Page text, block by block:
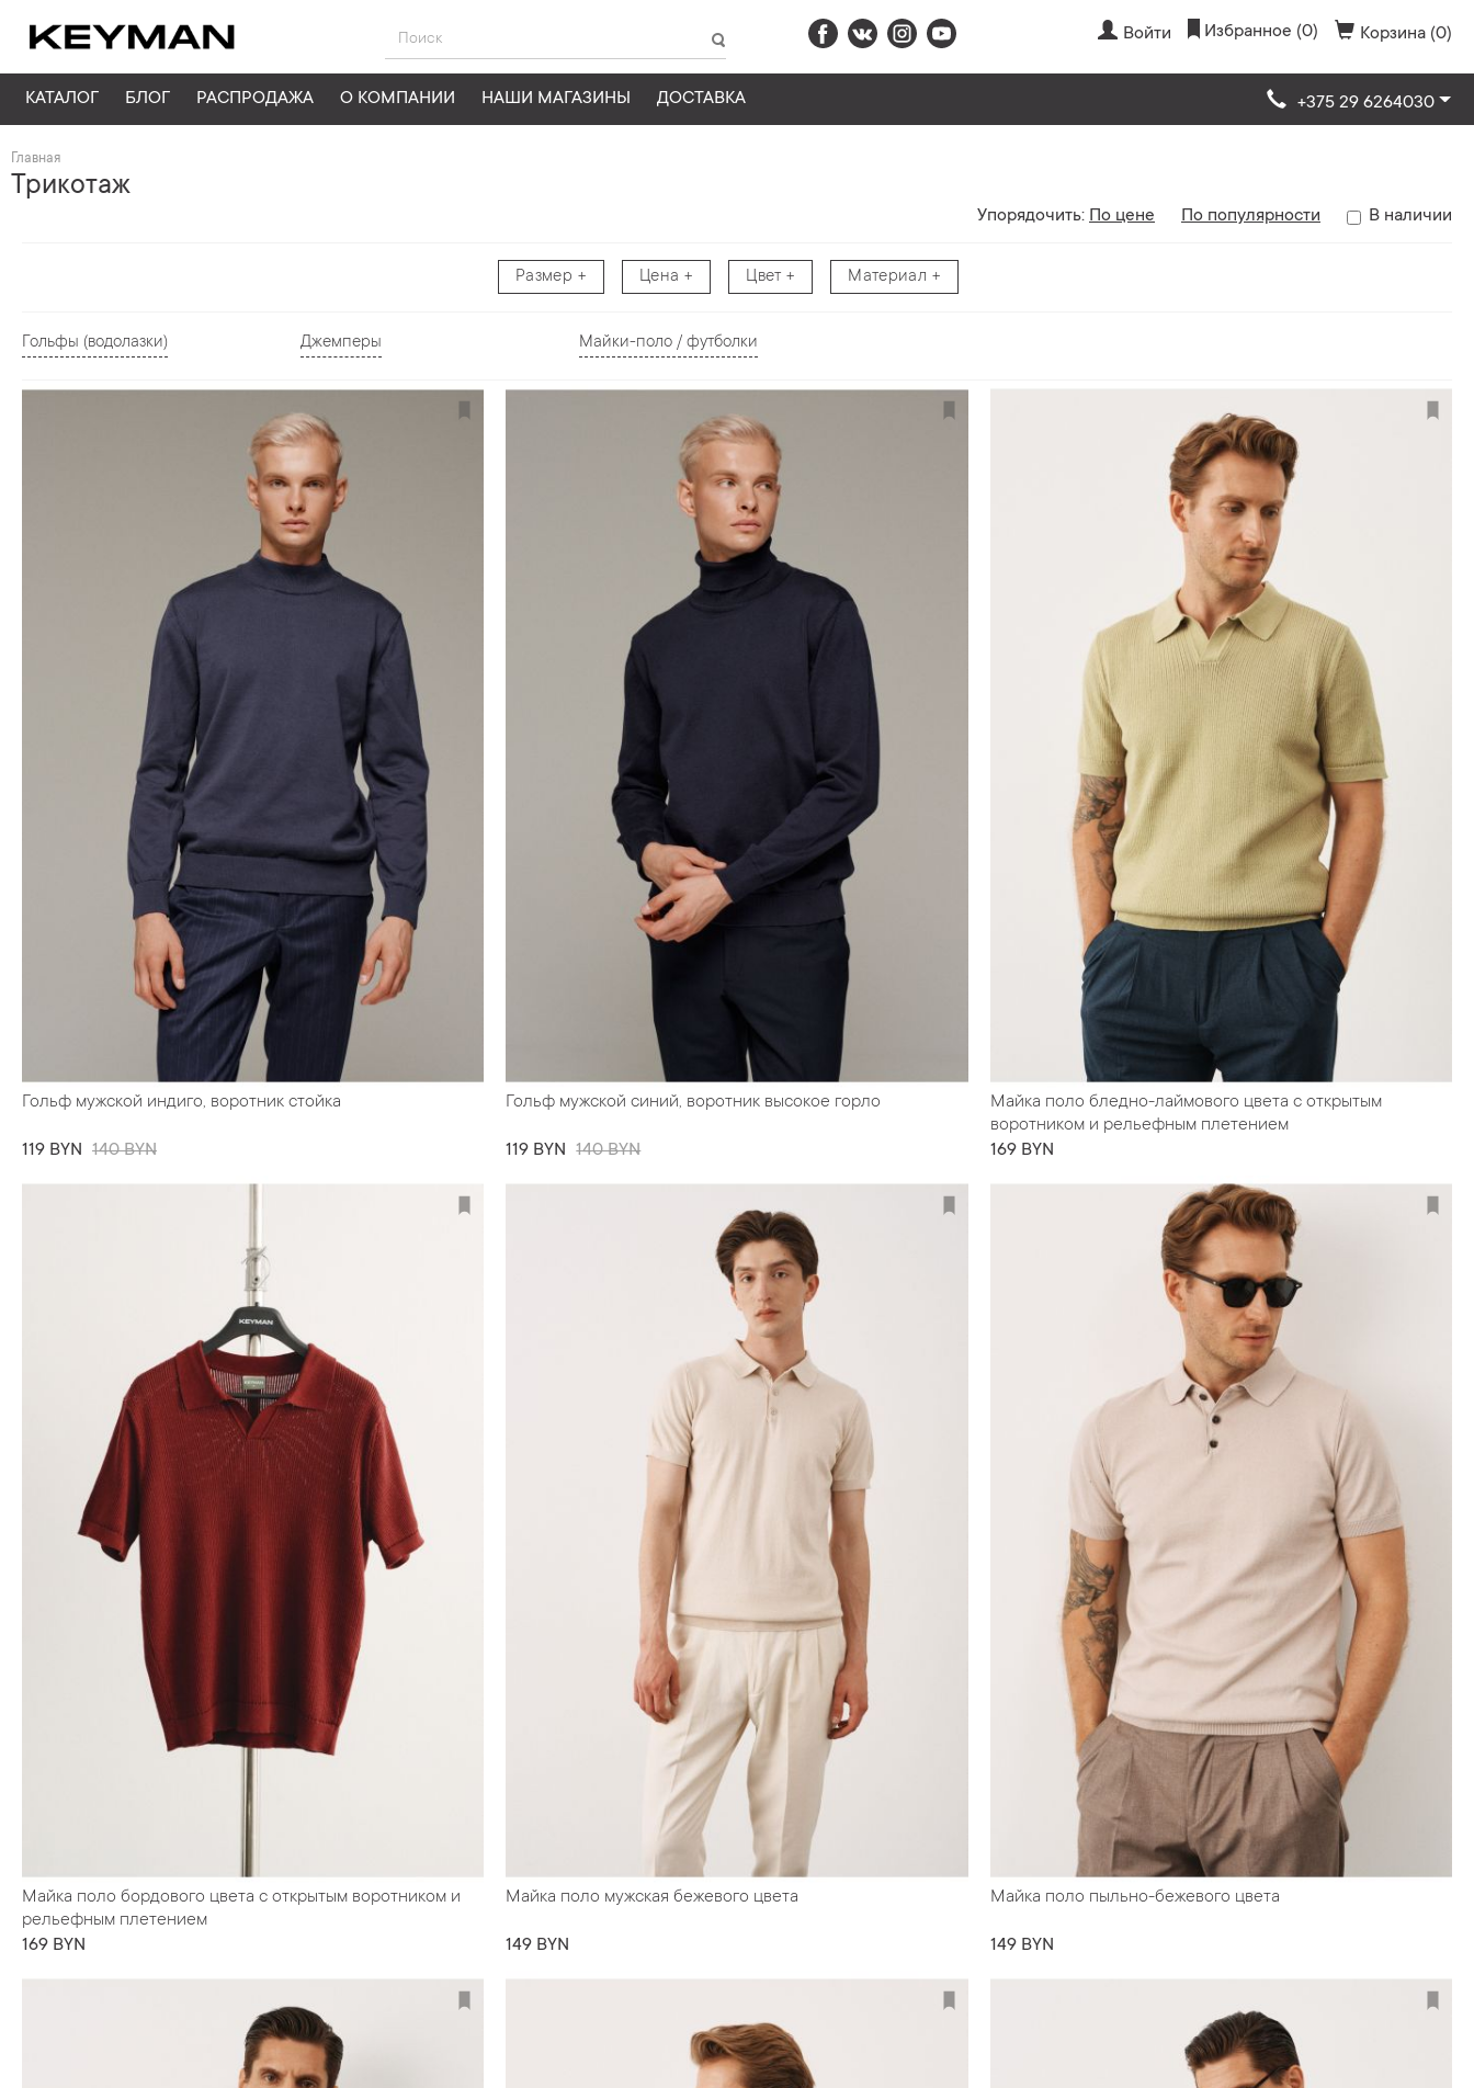
Войти Избранное (0) Корзина (0)
КАТАЛОГ О КОМПАНИИ НАШИ МАГАЗИНЫ ДОСТАВКА
РАСПРОДАЖА
БЛОГ +375 29 6264030
Главная
Трикотаж
Упорядочить: По цене По популярности В наличии
Размер Цена Цвет Материал
Гольфы (водолазки) Джемперы Майки-поло / футболки
Гольф мужской индиго, воротник стойка
119 BYN 140 BYN
Гольф мужской синий, воротник высокое горло
119 BYN 140 BYN
Майка поло бледно-лаймового цвета с открытым
воротником и рельефным плетением
169 BYN
Майка поло бордового цвета с открытым воротником и
рельефным плетением
169 BYN
Майка поло мужская бежевого цвета
149 BYN
Майка поло пыльно-бежевого цвета
149 BYN